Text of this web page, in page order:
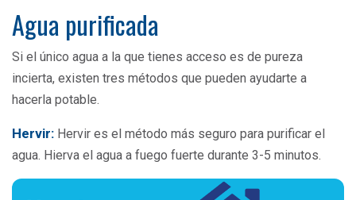
Agua purificada
Si el único agua a la que tienes acceso es de pureza
incierta, existen tres métodos que pueden ayudarte a
hacerla potable.
Hervir: Hervir es el método más seguro para purificar el
agua. Hierva el agua a fuego fuerte durante 3-5 minutos.